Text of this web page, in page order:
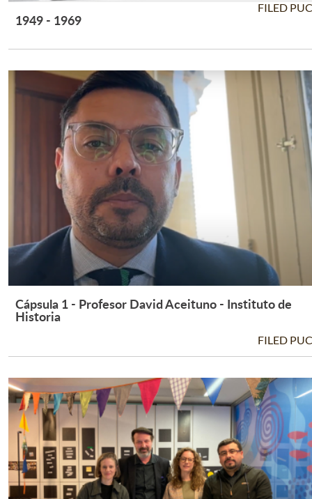
1949 - 1969
FILED
Leer Más +
Cápsula 1 - Profesor David Aceituno - Instituto de
Historia
FILED